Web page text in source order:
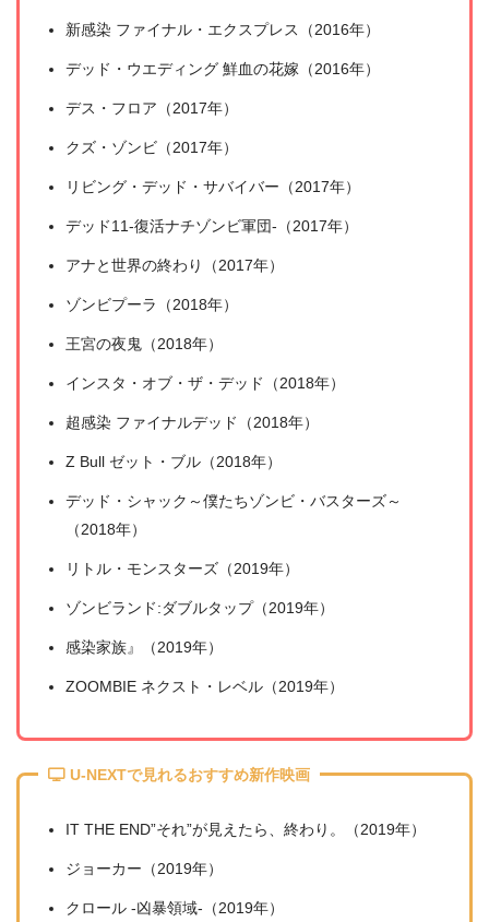
新感染 ファイナル・エクスプレス（2016年）
デッド・ウエディング 鮮血の花嫁（2016年）
デス・フロア（2017年）
クズ・ゾンビ（2017年）
リビング・デッド・サバイバー（2017年）
デッド11-復活ナチゾンビ軍団-（2017年）
アナと世界の終わり（2017年）
ゾンビプーラ（2018年）
王宮の夜鬼（2018年）
インスタ・オブ・ザ・デッド（2018年）
超感染 ファイナルデッド（2018年）
Z Bull ゼット・ブル（2018年）
デッド・シャック～僕たちゾンビ・バスターズ～
（2018年）
リトル・モンスターズ（2019年）
ゾンビランド:ダブルタップ（2019年）
感染家族』（2019年）
ZOOMBIE ネクスト・レベル（2019年）
U-NEXTで見れるおすすめ新作映画
IT THE END”それ”が見えたら、終わり。（2019年）
ジョーカー（2019年）
クロール -凶暴領域-（2019年）